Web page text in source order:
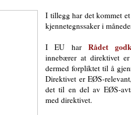
I tillegg har det kommet
kjennetegnssaker i
I EU har Rådet
innebærer at direktivet
dermed forpliktet til å
Direktivet er EØS-
det til en del av EØS-
med direktivet.